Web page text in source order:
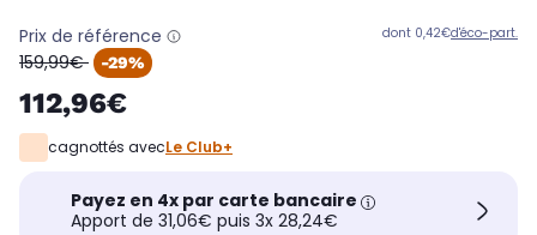
Prix de référence
oldPrice
159,99€ -29%
112,96€
dont 0,42€d'éco-part.
cagnottés avecLe Club+
Payez en 4x par carte bancaire
Apport de 31,06€ puis 3x 28,24€